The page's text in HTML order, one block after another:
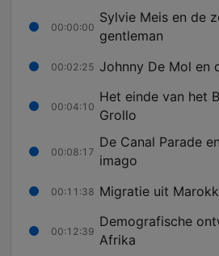
00:00:00
Sylvie Meis en de
gentleman
00:02:25 Johnny De Mol en
00:04:10
Het einde van het
Grollo
00:08:17
De Canal Parade
imago
00:11:38 Migratie uit
00:12:39
Demografische
Afrika